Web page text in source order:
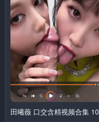
田曦薇 口交含精视频合集 10